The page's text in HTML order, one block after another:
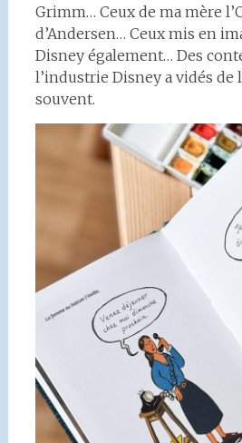
Grimm… Ceux de ma mère
d’Andersen… Ceux mis en
Disney également… Des
l’industrie Disney a vidés de
souvent.